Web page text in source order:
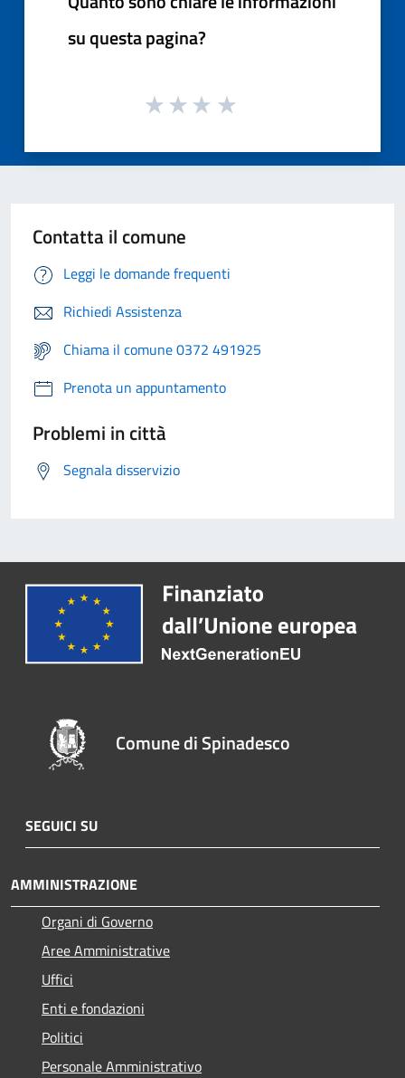
su questa pagina?
Contatta il comune
Leggi le domande frequenti
Richiedi Assistenza
Chiama il comune 0372 491925
Prenota un appuntamento
Problemi in città
Segnala disservizio
Comune di Spinadesco
SEGUICI SU
AMMINISTRAZIONE
Organi di Governo
Aree Amministrative
Uffici
Enti e fondazioni
Politici
Personale Amministrativo